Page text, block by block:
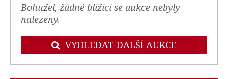
Bohužel, žádné blížící se aukce nebyly
nalezeny.
VYHLEDAT DALŠÍ AUKCE